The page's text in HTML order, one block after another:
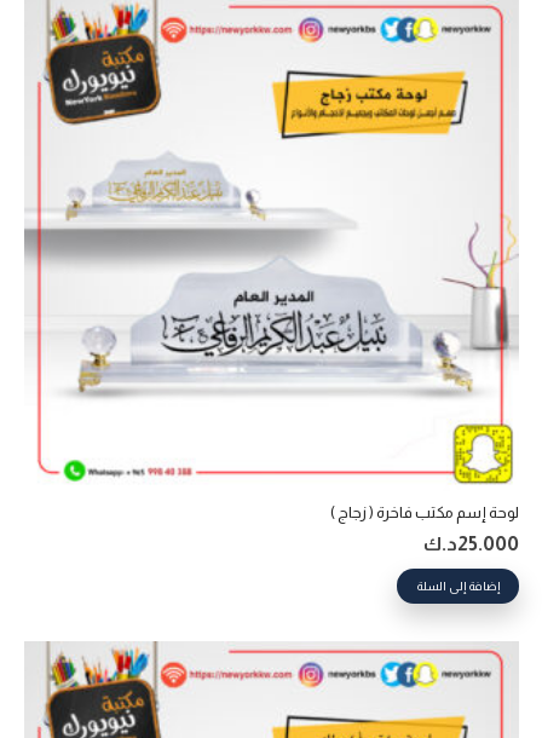
لوحة إسم مكتب فاخرة ( زجاج )
25.000د.ك
إضافة إلى السلة